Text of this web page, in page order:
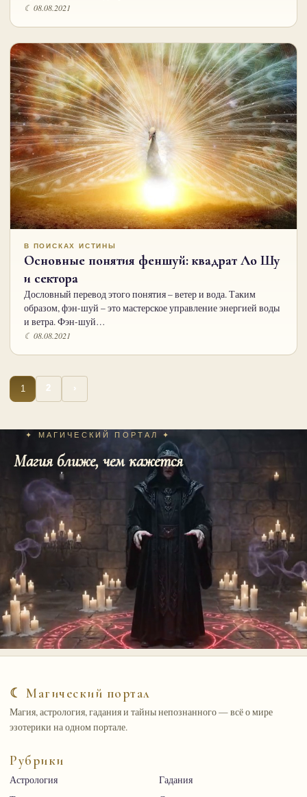
☾ 08.08.2021
В ПОИСКАХ ИСТИНЫ
Основные понятия феншуй: квадрат Ло Шу
и сектора
Дословный перевод этого понятия – ветер и вода. Таким
образом, фэн-шуй – это мастерское управление энергией воды
и ветра. Фэн-шуй…
☾ 08.08.2021
1 2 ›
✦ МАГИЧЕСКИЙ ПОРТАЛ ✦
Магия ближе, чем кажется
☾ Магический портал
Магия, астрология, гадания и тайны непознанного — всё о мире
эзотерики на одном портале.
Рубрики
Астрология
Гадания